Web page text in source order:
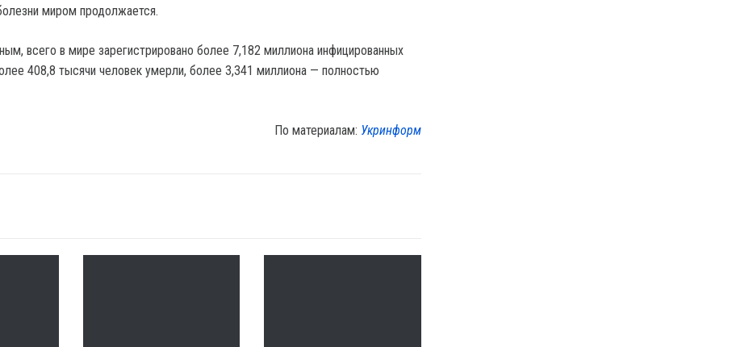
миром продолжается.
всего в мире зарегистрировано более 7,182 миллиона инфицированных
408,8 тысячи человек умерли, более 3,341 миллиона — полностью
По материалам: Укринформ